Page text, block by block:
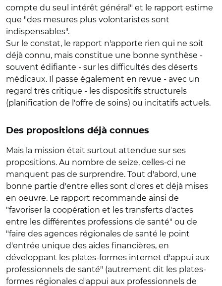
compte du seul intérêt général" et le rapport estime
que "des mesures plus volontaristes sont
indispensables".
Sur le constat, le rapport n'apporte rien qui ne soit
déjà connu, mais constitue une bonne synthèse -
souvent édifiante - sur les difficultés des déserts
médicaux. Il passe également en revue - avec un
regard très critique - les dispositifs structurels
(planification de l'offre de soins) ou incitatifs actuels.
Des propositions déjà connues
Mais la mission était surtout attendue sur ses
propositions. Au nombre de seize, celles-ci ne
manquent pas de surprendre. Tout d'abord, une
bonne partie d'entre elles sont d'ores et déjà mises
en oeuvre. Le rapport recommande ainsi de
"favoriser la coopération et les transferts d'actes
entre les différentes professions de santé" ou de
"faire des agences régionales de santé le point
d'entrée unique des aides financières, en
développant les plates-formes internet d'appui aux
professionnels de santé" (autrement dit les plates-
formes régionales d'appui aux professionnels de